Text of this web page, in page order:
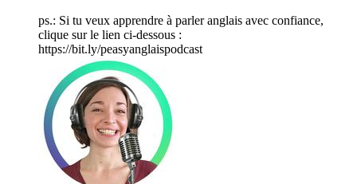
ps.: Si tu veux apprendre à parler anglais avec confiance,
clique sur le lien ci-dessous :
⁠⁠⁠⁠⁠⁠⁠⁠⁠⁠⁠⁠⁠⁠⁠⁠⁠⁠⁠⁠⁠⁠⁠⁠https://bit.ly/peasyanglaispodcast